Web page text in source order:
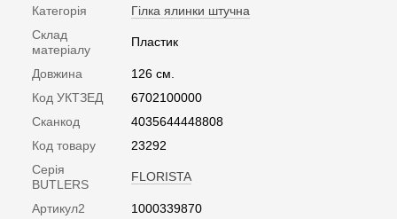
Категорія
Гілка ялинки штучна
Склад
матеріалу
Пластик
Довжина
126 см.
Код УКТЗЕД
6702100000
Сканкод
4035644448808
Код товару
23292
Серія
BUTLERS
FLORISTA
Артикул2 1000339870